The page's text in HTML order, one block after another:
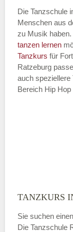
Die Tanzschule
Menschen aus
zu Musik
tanzen lernen
Tanzkurs für
Ratzeburg
auch speziellere
Bereich Hip
TANZKURS
Sie suchen einen
Die Tanzschule